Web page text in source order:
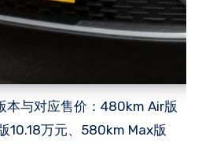
本与对应售价：480km Air版
10.18万元、580km Max版